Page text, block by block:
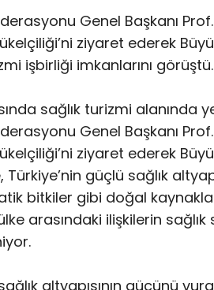
Genel Başkanı
ziyaret ederek
işbirliği imkanlarını görüştü.
sağlık turizmi alanında
Genel Başkanı
ziyaret ederek
güçlü sağlık
bitkiler gibi doğal
arasındaki ilişkilerin
altyapısının gücünü